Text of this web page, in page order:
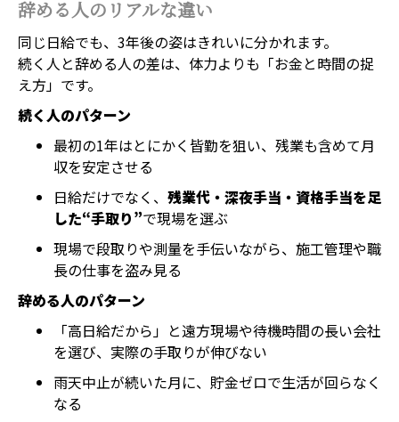
辞める人のリアルな違い
同じ日給でも、3年後の姿はきれいに分かれます。
続く人と辞める人の差は、体力よりも「お金と時間の捉
え方」です。
続く人のパターン
最初の1年はとにかく皆勤を狙い、残業も含めて月
収を安定させる
日給だけでなく、 残業代・深夜手当・資格手当を足
した“手取り”で現場を選ぶ
現場で段取りや測量を手伝いながら、施工管理や職
長の仕事を盗み見る
辞める人のパターン
「高日給だから」と遠方現場や待機時間の長い会社
を選び、実際の手取りが伸びない
雨天中止が続いた月に、貯金ゼロで生活が回らなく
なる